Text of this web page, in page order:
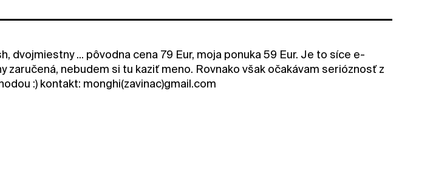
dvojmiestny ... pôvodna cena 79 Eur, moja ponuka 59 Eur. Je to síce e-
zaručená, nebudem si tu kaziť meno. Rovnako však očakávam serióznosť z
:) kontakt: monghi(zavinac)gmail.com